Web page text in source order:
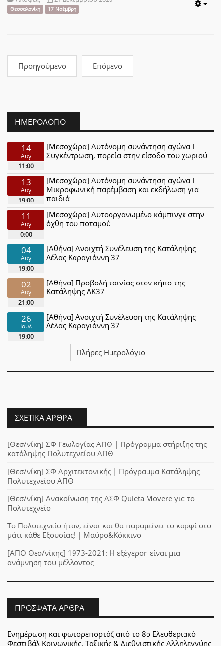
Θεσσαλονίκη 17 Νοέμβρη
Προηγούμενο Επόμενο
ΗΜΕΡΟΛΌΓΙΟ
14
Αυγ
11:00
[Μεσοχώρα] Αυτόνομη συνάντηση αγώνα Ι
Συγκέντρωση, πορεία στην είσοδο του χωριού
13
Αυγ
19:00
[Μεσοχώρα] Αυτόνομη συνάντηση αγώνα Ι
Μικροφωνική παρέμβαση και εκδήλωση για
παιδιά
11
Αυγ
0:00
[Μεσοχώρα] Αυτοοργανωμένο κάμπινγκ στην
όχθη του ποταμού
04
Αυγ
19:00
[Αθήνα] Ανοιχτή Συνέλευση της Κατάληψης
Λέλας Καραγιάννη 37
02
Αυγ
21:00
[Αθήνα] Προβολή ταινίας στον κήπο της
Κατάληψης ΛΚ37
26
Ιουλ
19:00
[Αθήνα] Ανοιχτή Συνέλευση της Κατάληψης
Λέλας Καραγιάννη 37
Πλήρες Ημερολόγιο
ΣΧΕΤΙΚΆ ΆΡΘΡΑ
[Θεσ/νίκη] ΣΦ Γεωλογίας ΑΠΘ | Πρόγραμμα στήριξης της
κατάληψης Πολυτεχνείου ΑΠΘ
[Θεσ/νίκη] ΣΦ Αρχιτεκτονικής | Πρόγραμμα Κατάληψης
Πολυτεχνείου ΑΠΘ
[Θεσ/νίκη] Ανακοίνωση της ΑΣΦ Quieta Movere για το
Πολυτεχνείο
Το Πολυτεχνείο ήταν, είναι και θα παραμείνει το καρφί στο
μάτι κάθε Εξουσίας! | Μαύρο&Κόκκινο
[ΑΠΟ Θεσ/νίκης] 1973-2021: Η εξέγερση είναι μια
ανάμνηση του μέλλοντος
ΠΡΌΣΦΑΤΑ ΆΡΘΡΑ
Ενημέρωση και φωτορεπορτάζ από το 8ο Ελευθεριακό
Φεστιβάλ Κοινωνικής, Ταξικής & Διεθνιστικής Αλληλεγγύης